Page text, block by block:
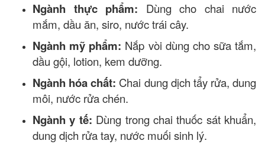
Ngành thực phẩm: Dùng cho chai nước
mắm, dầu ăn, siro, nước trái cây.
Ngành mỹ phẩm: Nắp vòi dùng cho sữa tắm,
dầu gội, lotion, kem dưỡng.
Ngành hóa chất: Chai dung dịch tẩy rửa, dung
môi, nước rửa chén.
Ngành y tế: Dùng trong chai thuốc sát khuẩn,
dung dịch rửa tay, nước muối sinh lý.